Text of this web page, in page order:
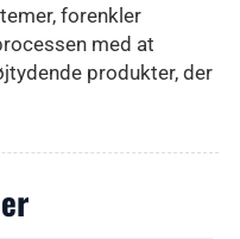
forenkler
med at
produkter, der